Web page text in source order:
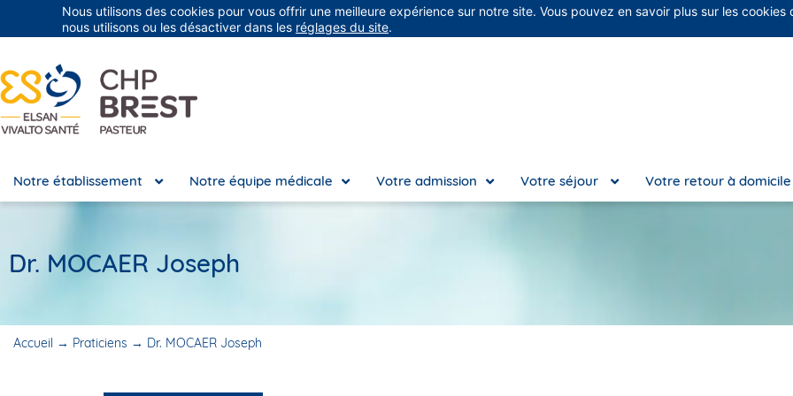
Groupe Vivalto Santé Entre nous, la vie
Notre établissement Notre équipe médicale Votre admission Votre séjour Votre retour à domicile
Dr. MOCAER Joseph
Accueil → Praticiens → Dr. MOCAER Joseph
Nous utilisons des cookies pour vous offrir une meilleure expérience sur notre site. Vous pouvez en savoir plus sur les cookies
nous utilisons ou les désactiver dans les réglages du site.